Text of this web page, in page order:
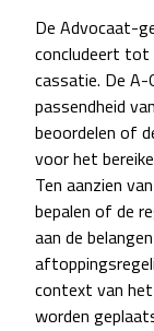
De Advocaat-
concludeert tot
cassatie. De
passendheid
beoordelen of
voor het
Ten aanzien
bepalen of de
aan de
context van
worden